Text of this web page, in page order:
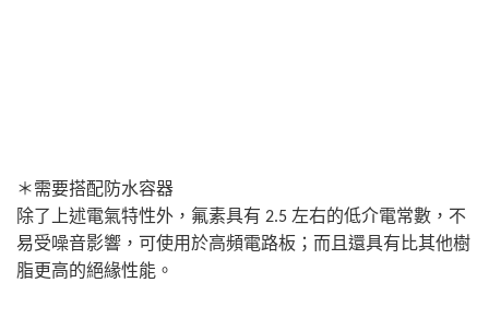
＊需要搭配防水容器
除了上述電氣特性外，氟素具有 2.5 左右的低介電常數，不
易受噪音影響，可使用於高頻電路板；而且還具有比其他樹
脂更高的絕緣性能。